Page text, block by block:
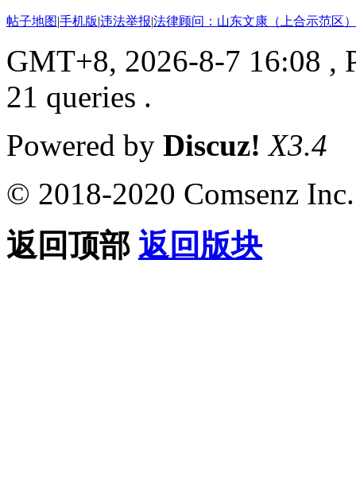
帖子地图|手机版|违法举报|法律顾问：山东文康（上合示范区
GMT+8, 2026-8-7 16:08 ,
21 queries .
Powered by Discuz! X3.4
© 2018-2020 Comsenz Inc.
返回顶部 返回版块